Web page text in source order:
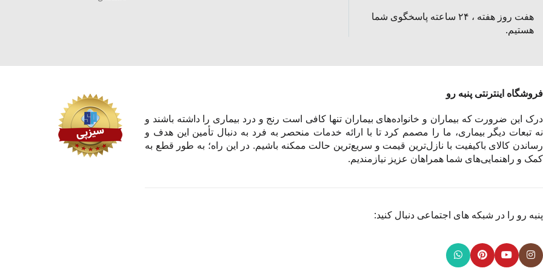
هفت روز هفته ، ۲۴ ساعته پاسخگوی شما
هستیم.
فروشگاه اینترنتی پنبه رو
درک این ضرورت که بیماران و خانواده‌های بیماران تنها کافی است رنج و درد بیماری را داشته باشند و
نه تبعات دیگر بیماری، ما را مصمم کرد تا با ارائه خدمات منحصر به فرد به دنبال تأمین این هدف و
رساندن کالای باکیفیت با نازل‌ترین قیمت و سریع‌ترین حالت ممکنه باشیم. در این راه؛ به طور قطع به
کمک و راهنمایی‌های شما همراهان عزیز نیازمندیم.
پنبه رو را در شبکه های اجتماعی دنبال کنید: